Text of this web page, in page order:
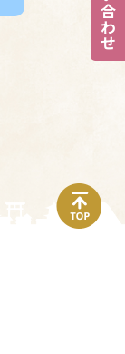
top